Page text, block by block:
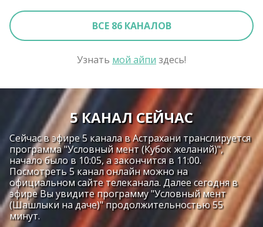
ВСЕ 86 КАНАЛОВ
Узнать мой айпи здесь!
5 КАНАЛ СЕЙЧАС
Сейчас в эфире 5 канала в Астрахани транслируется
программа "Условный мент (Кубок желаний)",
начало было в 10:05, а закончится в 11:00.
Посмотреть 5 канал онлайн можно на
официальном сайте телеканала. Далее сегодня в
эфире Вы увидите программу "Условный мент
(Шашлыки на даче)" продолжительностью 55
минут.